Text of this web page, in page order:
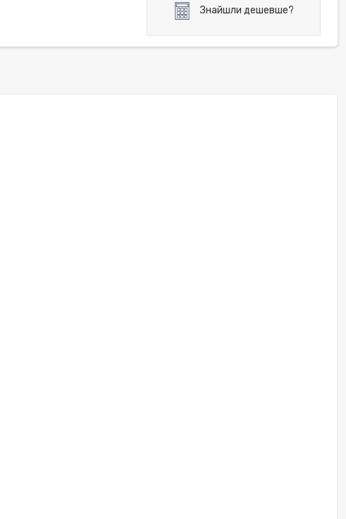
Знайшли дешевше?